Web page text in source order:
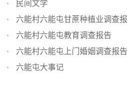
民间文学
六能村六能屯甘蔗种植业调查
六能村六能屯教育调查报告
六能村六能屯上门婚姻调查报告
六能屯大事记